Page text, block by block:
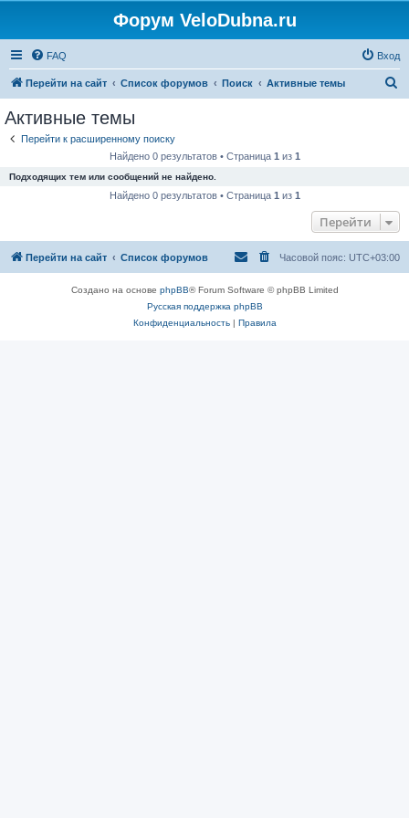
Форум VeloDubna.ru
FAQ Вход
Перейти на сайт Список форумов Поиск Активные темы
Активные темы
Перейти к расширенному поиску
Найдено 0 результатов • Страница 1 из 1
Подходящих тем или сообщений не найдено.
Найдено 0 результатов • Страница 1 из 1
Перейти
Перейти на сайт Список форумов Часовой пояс: UTC+03:00
Создано на основе phpBB® Forum Software © phpBB Limited
Русская поддержка phpBB
Конфиденциальность| Правила